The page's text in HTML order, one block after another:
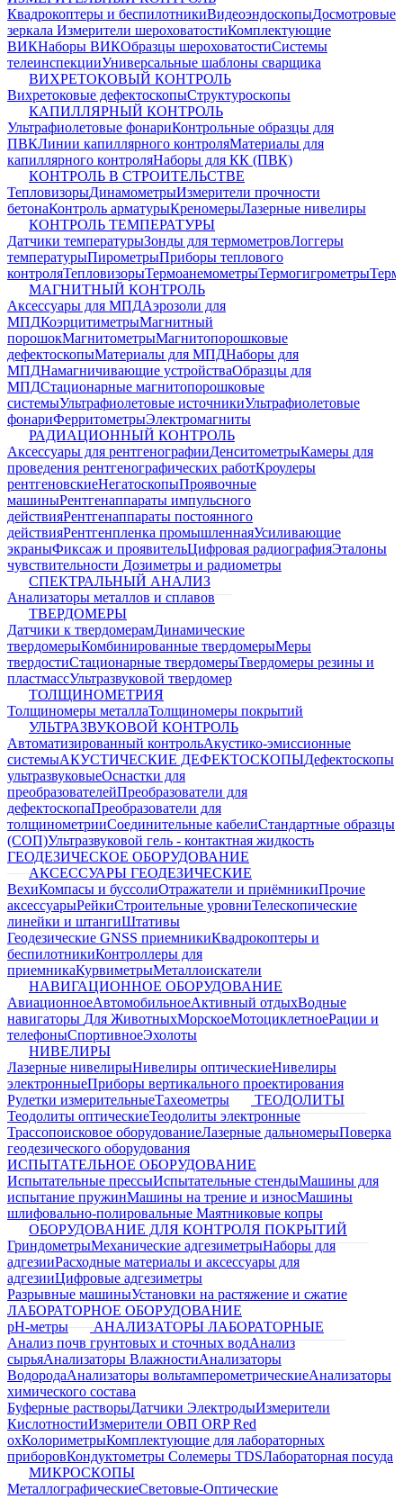
Квадрокоптеры и беспилотникиВидеоэндоскопыДосмотровые
зеркала Измерители шероховатостиКомплектующие
ВИКНаборы ВИКОбразцы шероховатостиСистемы
телеинспекцииУниверсальные шаблоны сварщика
ВИХРЕТОКОВЫЙ КОНТРОЛЬ
Вихретоковые дефектоскопыСтруктуроскопы
КАПИЛЛЯРНЫЙ КОНТРОЛЬ
Ультрафиолетовые фонариКонтрольные образцы для
ПВКЛинии капиллярного контроляМатериалы для
капиллярного контроляНаборы для КК (ПВК)
КОНТРОЛЬ В СТРОИТЕЛЬСТВЕ
ТепловизорыДинамометрыИзмерители прочности
бетонаКонтроль арматурыКреномерыЛазерные нивелиры
КОНТРОЛЬ ТЕМПЕРАТУРЫ
Датчики температурыЗонды для термометровЛоггеры
температурыПирометрыПриборы теплового
контроляТепловизорыТермоанемометрыТермогигрометры
МАГНИТНЫЙ КОНТРОЛЬ
Аксессуары для МПДАэрозоли для
МПДКоэрцитиметрыМагнитный
порошокМагнитометрыМагнитопорошковые
дефектоскопыМатериалы для МПДНаборы для
МПДНамагничивающие устройстваОбразцы для
МПДСтационарные магнитопорошковые
системыУльтрафиолетовые источникиУльтрафиолетовые
фонариФерритометрыЭлектромагниты
РАДИАЦИОННЫЙ КОНТРОЛЬ
Аксессуары для рентгенографииДенситометрыКамеры для
проведения рентгенографических работКроулеры
рентгеновскиеНегатоскопыПроявочные
машиныРентгенаппараты импульсного
действияРентгенаппараты постоянного
действияРентгенпленка промышленнаяУсиливающие
экраныФиксаж и проявительЦифровая радиографияЭталоны
чувствительности Дозиметры и радиометры
СПЕКТРАЛЬНЫЙ АНАЛИЗ
Анализаторы металлов и сплавов
ТВЕРДОМЕРЫ
Датчики к твердомерамДинамические
твердомерыКомбинированные твердомерыМеры
твердостиСтационарные твердомерыТвердомеры резины и
пластмассУльтразвуковой твердомер
ТОЛЩИНОМЕТРИЯ
Толщиномеры металлаТолщиномеры покрытий
УЛЬТРАЗВУКОВОЙ КОНТРОЛЬ
Автоматизированный контрольАкустико-эмиссионные
системыАКУСТИЧЕСКИЕ ДЕФЕКТОСКОПЫДефектоскопы
ультразвуковыеОснастки для
преобразователейПреобразователи для
дефектоскопаПреобразователи для
толщинометрииСоединительные кабелиСтандартные образцы
(СОП)Ультразвуковой гель - контактная жидкость
ГЕОДЕЗИЧЕСКОЕ ОБОРУДОВАНИЕ
АКСЕССУАРЫ ГЕОДЕЗИЧЕСКИЕ
ВехиКомпасы и буссолиОтражатели и приёмникиПрочие
аксессуарыРейкиСтроительные уровниТелескопические
линейки и штангиШтативы
Геодезические GNSS приемникиКвадрокоптеры и
беспилотникиКонтроллеры для
приемникаКурвиметрыМеталлоискатели
НАВИГАЦИОННОЕ ОБОРУДОВАНИЕ
АвиационноеАвтомобильноеАктивный отдыхВодные
навигаторы Для ЖивотныхМорскоеМотоциклетноеРации и
телефоныСпортивноеЭхолоты
НИВЕЛИРЫ
Лазерные нивелирыНивелиры оптическиеНивелиры
электронныеПриборы вертикального проектирования
Рулетки измерительныеТахеометры
ТЕОДОЛИТЫ
Теодолиты оптическиеТеодолиты электронные
Трассопоисковое оборудованиеЛазерные дальномерыПоверка
геодезического оборудования
ИСПЫТАТЕЛЬНОЕ ОБОРУДОВАНИЕ
Испытательные прессыИспытательные стендыМашины для
испытание пружинМашины на трение и износМашины
шлифовально-полировальные Маятниковые копры
ОБОРУДОВАНИЕ ДЛЯ КОНТРОЛЯ ПОКРЫТИЙ
ГриндометрыМеханические адгезиметрыНаборы для
адгезииРасходные материалы и аксессуары для
адгезииЦифровые адгезиметры
Разрывные машиныУстановки на растяжение и сжатие
ЛАБОРАТОРНОЕ ОБОРУДОВАНИЕ
pH-метры
АНАЛИЗАТОРЫ ЛАБОРАТОРНЫЕ
Анализ почв грунтовых и сточных водАнализ
сырьяАнализаторы ВлажностиАнализаторы
ВодородаАнализаторы вольтамперометрическиеАнализаторы
химического состава
Буферные растворыДатчики ЭлектродыИзмерители
КислотностиИзмерители ОВП ORP Red
oxКолориметрыКомплектующие для лабораторных
приборовКондуктометры Солемеры TDSЛабораторная посуда
МИКРОСКОПЫ
МеталлографическиеСветовые-Оптические